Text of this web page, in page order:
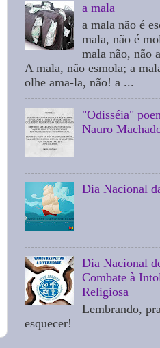
a mala
a mala não é
mala, não é
mala não, não
A mala, não esmola; a
olhe ama-la, não! a ...
"Odisséia"
Nauro
Dia Nacional
Dia Nacional
Combate à
Religiosa
Lembrando,
esquecer!